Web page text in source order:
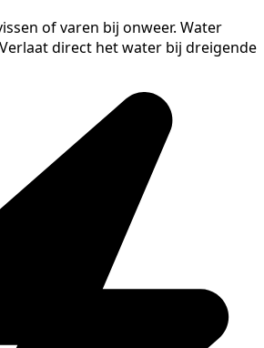
of varen bij onweer. Water
direct het water bij dreigende